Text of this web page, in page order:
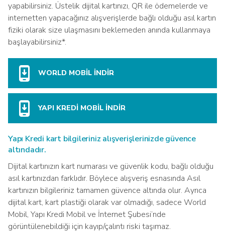
yapabilirsiniz. Üstelik dijital kartınızı, QR ile ödemelerde ve
internetten yapacağınız alışverişlerde bağlı olduğu asıl kartın
fiziki olarak size ulaşmasını beklemeden anında kullanmaya
başlayabilirsiniz*.
WORLD MOBİL İNDİR
YAPI KREDİ MOBİL İNDİR
Yapı Kredi kart bilgileriniz alışverişlerinizde güvence
altındadır.
Dijital kartınızın kart numarası ve güvenlik kodu, bağlı olduğu
asıl kartınızdan farklıdır. Böylece alışveriş esnasında Asıl
kartınızın bilgileriniz tamamen güvence altında olur. Ayrıca
dijital kart, kart plastiği olarak var olmadığı, sadece World
Mobil, Yapı Kredi Mobil ve İnternet Şubesi’nde
görüntülenebildiği için kayıp/çalıntı riski taşımaz.